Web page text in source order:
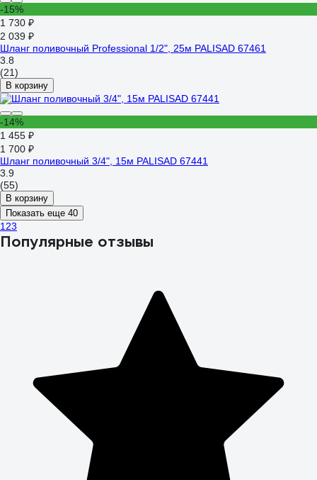
-15%
1 730 ₽
2 039 ₽
Шланг поливочный Professional 1/2", 25м PALISAD 67461
3.8
(21)
В корзину
-14%
1 455 ₽
1 700 ₽
Шланг поливочный 3/4", 15м PALISAD 67441
3.9
(55)
В корзину
Показать еще 40
1 23
Популярные отзывы